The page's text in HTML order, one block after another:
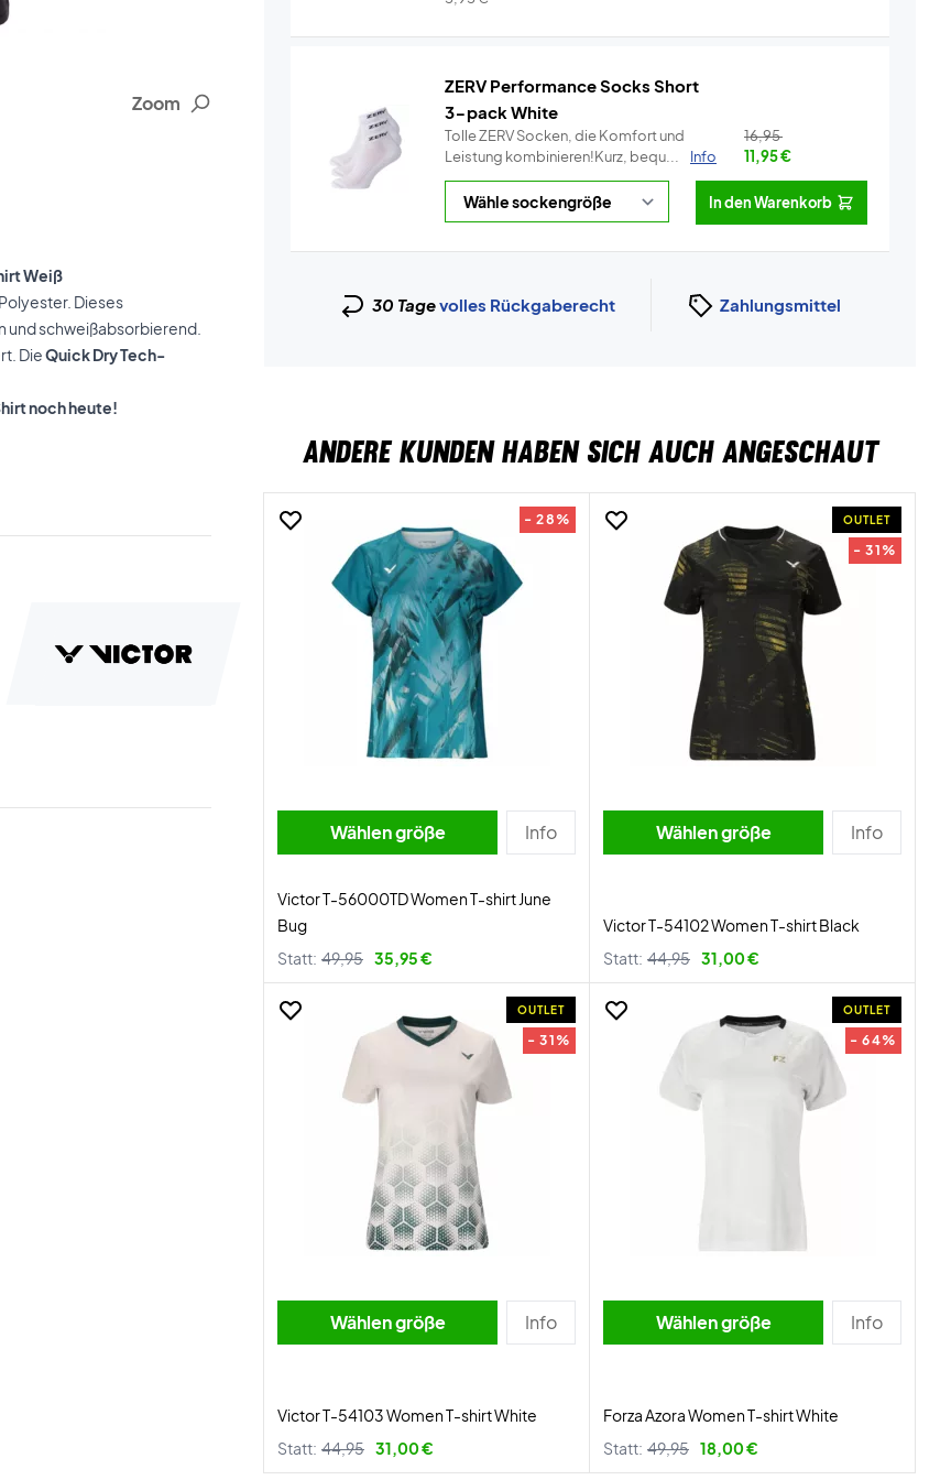
Zoom
Weiß
Dieses
und schweißabsorbierend.
DieQuick Dry Tech-
noch heute!
ZERV Performance Socks Short
3-pack White
Tolle ZERV Socken, die Komfort und
Leistung kombinieren!Kurz, bequ...
Info
16,95
11,95€
In den Warenkorb
30 Tagevolles Rückgaberecht Zahlungsmittel
ANDERE KUNDEN HABEN SICH AUCH ANGESCHAUT
- 28%
Wählen größe Info
Victor T-56000TD Women T-shirt June
Bug
Statt: 49,95 35,95 €
OUTLET
- 31%
Wählen größe Info
Victor T-54102 Women T-shirt Black
Statt: 44,95 31,00 €
OUTLET
- 31%
Wählen größe Info
Victor T-54103 Women T-shirt White
Statt: 44,95 31,00 €
OUTLET
- 64%
Wählen größe Info
Forza Azora Women T-shirt White
Statt: 49,95 18,00 €